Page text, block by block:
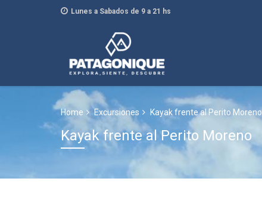
Lunes a Sabados de 9 a 21 hs
Home Excursiones Kayak frente al Perito Moreno
Kayak frente al Perito Moreno